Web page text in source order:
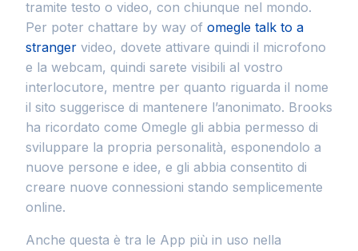
tramite testo o video, con chiunque nel mondo.
Per poter chattare by way of omegle talk to a
stranger video, dovete attivare quindi il microfono
e la webcam, quindi sarete visibili al vostro
interlocutore, mentre per quanto riguarda il nome
il sito suggerisce di mantenere l’anonimato. Brooks
ha ricordato come Omegle gli abbia permesso di
sviluppare la propria personalità, esponendolo a
nuove persone e idee, e gli abbia consentito di
creare nuove connessioni stando semplicemente
online.
Anche questa è tra le App più in uso nella